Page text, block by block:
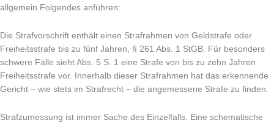
allgemein Folgendes anführen:
Die Strafvorschrift enthält einen Strafrahmen von Geldstrafe oder
Freiheitsstrafe bis zu fünf Jahren, § 261 Abs. 1 StGB. Für besonders
schwere Fälle sieht Abs. 5 S. 1 eine Strafe von bis zu zehn Jahren
Freiheitsstrafe vor. Innerhalb dieser Strafrahmen hat das erkennende
Gericht – wie stets im Strafrecht – die angemessene Strafe zu finden.
Strafzumessung ist immer Sache des Einzelfalls. Eine schematische